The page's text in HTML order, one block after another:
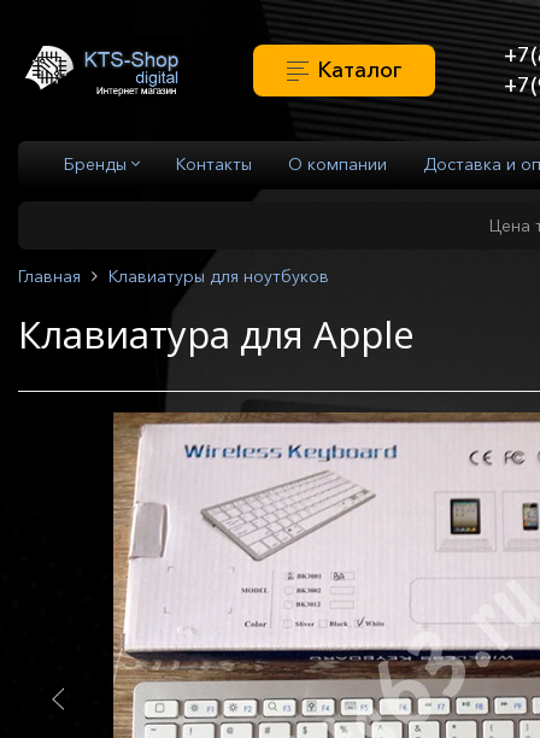
Каталог
Бренды Контакты О компании Доставка и
Цена
Главная Клавиатуры для ноутбуков
Клавиатура для Apple